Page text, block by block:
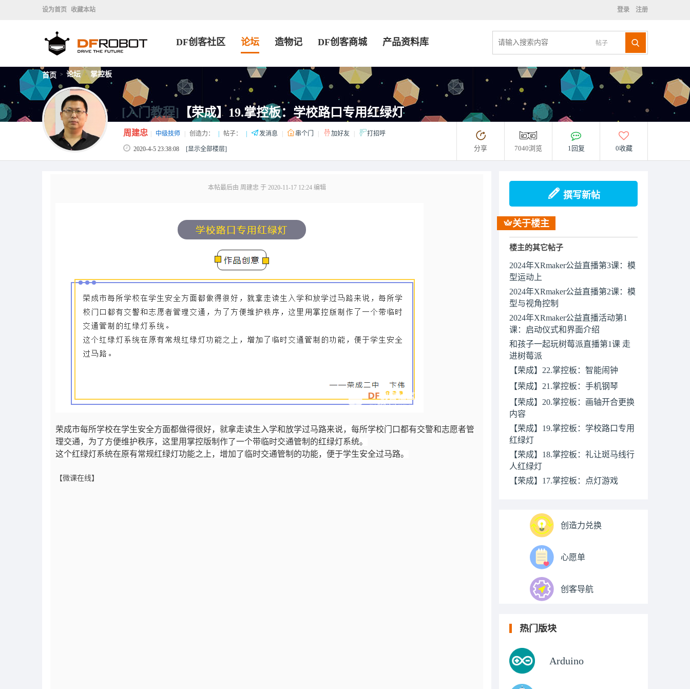
设为首页 收藏本站 登录 注册
帖子
DF创客社区 论坛 造物记 DF创客商城 产品资料库
首页 > 论坛 > 掌控板
[入门教程] 【荣成】19.掌控板：学校路口专用红绿灯
周建忠 中级技师 创造力： 帖子： 发消息 串个门 加好友 打招呼
2020-4-5 23:38:08 [显示全部楼层] 分享 7040浏览 1回复 0收藏
本帖最后由 周建忠 于 2020-11-17 12:24 编辑
荣成市每所学校在学生安全方面都做得很好，就拿走读生入学和放学过马路来说，每所学校门口都有交警和志愿者管
理交通，为了方便维护秩序，这里用掌控版制作了一个带临时交通管制的红绿灯系统。
这个红绿灯系统在原有常规红绿灯功能之上，增加了临时交通管制的功能，便于学生安全过马路。
【微课在线】
撰写新帖
关于楼主
楼主的其它帖子
2024年XRmaker公益直播第3课：模
型运动上
2024年XRmaker公益直播第2课：模
型与视角控制
2024年XRmaker公益直播活动第1
课：启动仪式和界面介绍
和孩子一起玩树莓派直播第1课 走
进树莓派
【荣成】22.掌控板：智能闹钟
【荣成】21.掌控板：手机钢琴
【荣成】20.掌控板：画轴开合更换
内容
【荣成】19.掌控板：学校路口专用
红绿灯
【荣成】18.掌控板：礼让斑马线行
人红绿灯
【荣成】17.掌控板：点灯游戏
创造力兑换
心愿单
创客导航
热门版块
Arduino